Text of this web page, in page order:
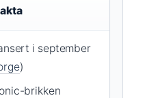
i september
)
brikken